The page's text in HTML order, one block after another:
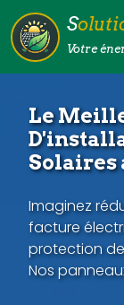
S
Votre
Le
Solaires
Imaginez
facture
protection
Nos